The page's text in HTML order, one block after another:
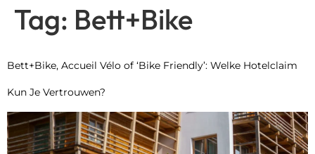
Tag: Bett+Bike
Bett+Bike, Accueil Vélo of ‘Bike Friendly’: Welke Hotelclaim
Kun Je Vertrouwen?